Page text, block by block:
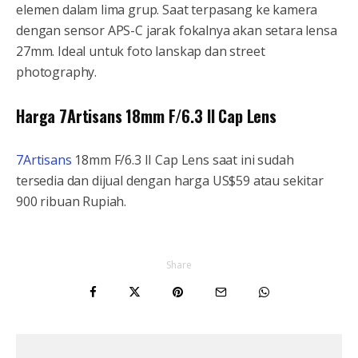
elemen dalam lima grup. Saat terpasang ke kamera
dengan sensor APS-C jarak fokalnya akan setara lensa
27mm. Ideal untuk foto lanskap dan street
photography.
Harga 7Artisans 18mm F/6.3 II Cap Lens
7Artisans 18mm F/6.3 II Cap Lens saat ini sudah
tersedia dan dijual dengan harga US$59 atau sekitar
900 ribuan Rupiah.
Share